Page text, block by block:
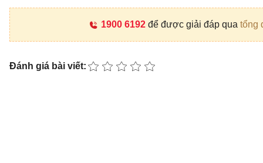
1900 6192để được giải đáp qua tổng
Đánh giá bài viết: